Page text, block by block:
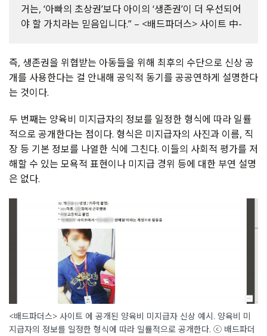
거는, ‘아빠의 초상권’보다 아이의 ‘생존권’이 더 우선되어
야 할 가치라는 믿음입니다.” – <배드파더스> 사이트 中-
즉, 생존권을 위협받는 아동들을 위해 최후의 수단으로 신상 공
개를 사용한다는 걸 안내해 공익적 동기를 공공연하게 설명한다
는 것이다.
두 번째는 양육비 미지급자의 정보를 일정한 형식에 따라 일률
적으로 공개한다는 점이다. 형식은 미지급자의 사진과 이름, 직
장 등 기본 정보를 나열한 식에 그친다. 이들의 사회적 평가를 저
해할 수 있는 모욕적 표현이나 미지급 경위 등에 대한 부연 설명
은 없다.
<배드파더스> 사이트 에 공개된 양육비 미지급자 신상 예시. 양육비 미
지급자의 정보를 일정한 형식에 따라 일률적으로 공개한다. ⓒ 배드파더